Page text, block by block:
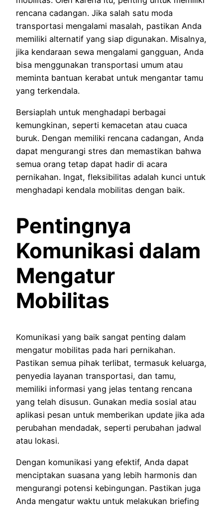
rencana cadangan. Jika salah satu moda
transportasi mengalami masalah, pastikan Anda
memiliki alternatif yang siap digunakan. Misalnya,
jika kendaraan sewa mengalami gangguan, Anda
bisa menggunakan transportasi umum atau
meminta bantuan kerabat untuk mengantar tamu
yang terkendala.
Bersiaplah untuk menghadapi berbagai
kemungkinan, seperti kemacetan atau cuaca
buruk. Dengan memiliki rencana cadangan, Anda
dapat mengurangi stres dan memastikan bahwa
semua orang tetap dapat hadir di acara
pernikahan. Ingat, fleksibilitas adalah kunci untuk
menghadapi kendala mobilitas dengan baik.
Pentingnya
Komunikasi dalam
Mengatur
Mobilitas
Komunikasi yang baik sangat penting dalam
mengatur mobilitas pada hari pernikahan.
Pastikan semua pihak terlibat, termasuk keluarga,
penyedia layanan transportasi, dan tamu,
memiliki informasi yang jelas tentang rencana
yang telah disusun. Gunakan media sosial atau
aplikasi pesan untuk memberikan update jika ada
perubahan mendadak, seperti perubahan jadwal
atau lokasi.
Dengan komunikasi yang efektif, Anda dapat
menciptakan suasana yang lebih harmonis dan
mengurangi potensi kebingungan. Pastikan juga
Anda mengatur waktu untuk melakukan briefing